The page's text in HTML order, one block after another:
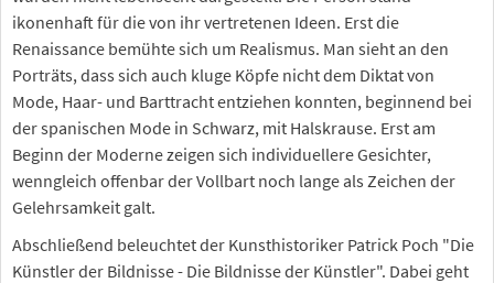
ikonenhaft für die von ihr vertretenen Ideen. Erst die
Renaissance bemühte sich um Realismus. Man sieht an den
Porträts, dass sich auch kluge Köpfe nicht dem Diktat von
Mode, Haar- und Barttracht entziehen konnten, beginnend bei
der spanischen Mode in Schwarz, mit Halskrause. Erst am
Beginn der Moderne zeigen sich individuellere Gesichter,
wenngleich offenbar der Vollbart noch lange als Zeichen der
Gelehrsamkeit galt.
Abschließend beleuchtet der Kunsthistoriker Patrick Poch "Die
Künstler der Bildnisse - Die Bildnisse der Künstler". Dabei geht